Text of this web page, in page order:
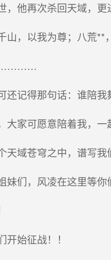
他再次杀回天域，更
，以我为尊；八荒**
记得那句话：谁陪我
家可愿意陪着我，一
域苍穹之中，谱写我
们，风凌在这里等你
始征战！！